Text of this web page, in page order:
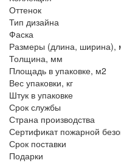
Оттенок
Тип дизайна
Фаска
Размеры (длина, ширина),
Толщина, мм
Площадь в упаковке, м2
Вес упаковки, кг
Штук в упаковке
Срок службы
Страна производства
Сертификат пожарной
Срок поставки
Подарки